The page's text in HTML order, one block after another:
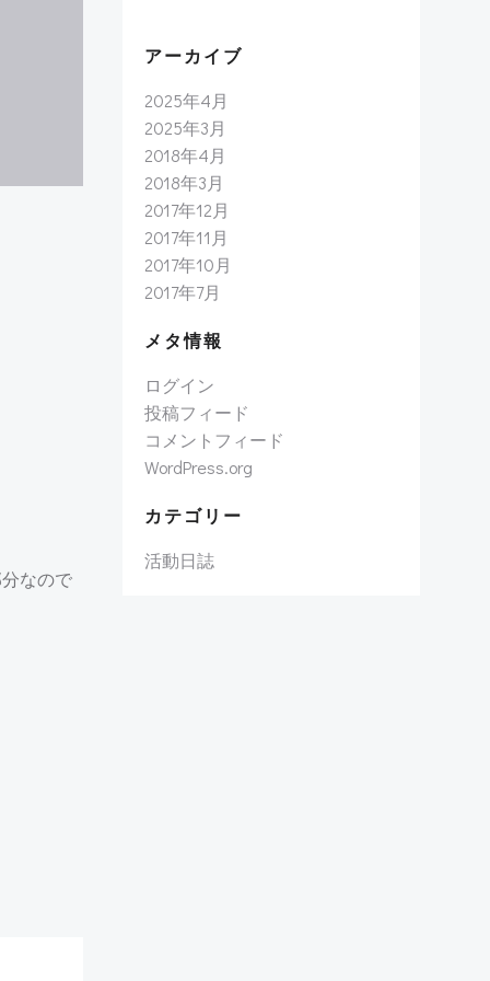
なので
アーカイブ
2025年4月
2025年3月
2018年4月
2018年3月
2017年12月
2017年11月
2017年10月
2017年7月
メタ情報
ログイン
投稿フィード
コメントフィード
WordPress.org
カテゴリー
活動日誌